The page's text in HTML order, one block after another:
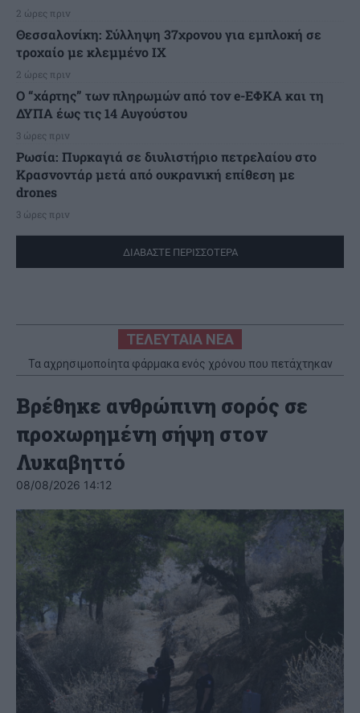
2 ώρες πριν
Θεσσαλονίκη: Σύλληψη 37χρονου για εμπλοκή σε
τροχαίο με κλεμμένο ΙΧ
2 ώρες πριν
Ο “χάρτης” των πληρωμών από τον e-ΕΦΚΑ και τη
ΔΥΠΑ έως τις 14 Αυγούστου
3 ώρες πριν
Ρωσία: Πυρκαγιά σε διυλιστήριο πετρελαίου στο
Κρασνοντάρ μετά από ουκρανική επίθεση με
drones
3 ώρες πριν
ΔΙΑΒΑΣΤΕ ΠΕΡΙΣΣΟΤΕΡΑ